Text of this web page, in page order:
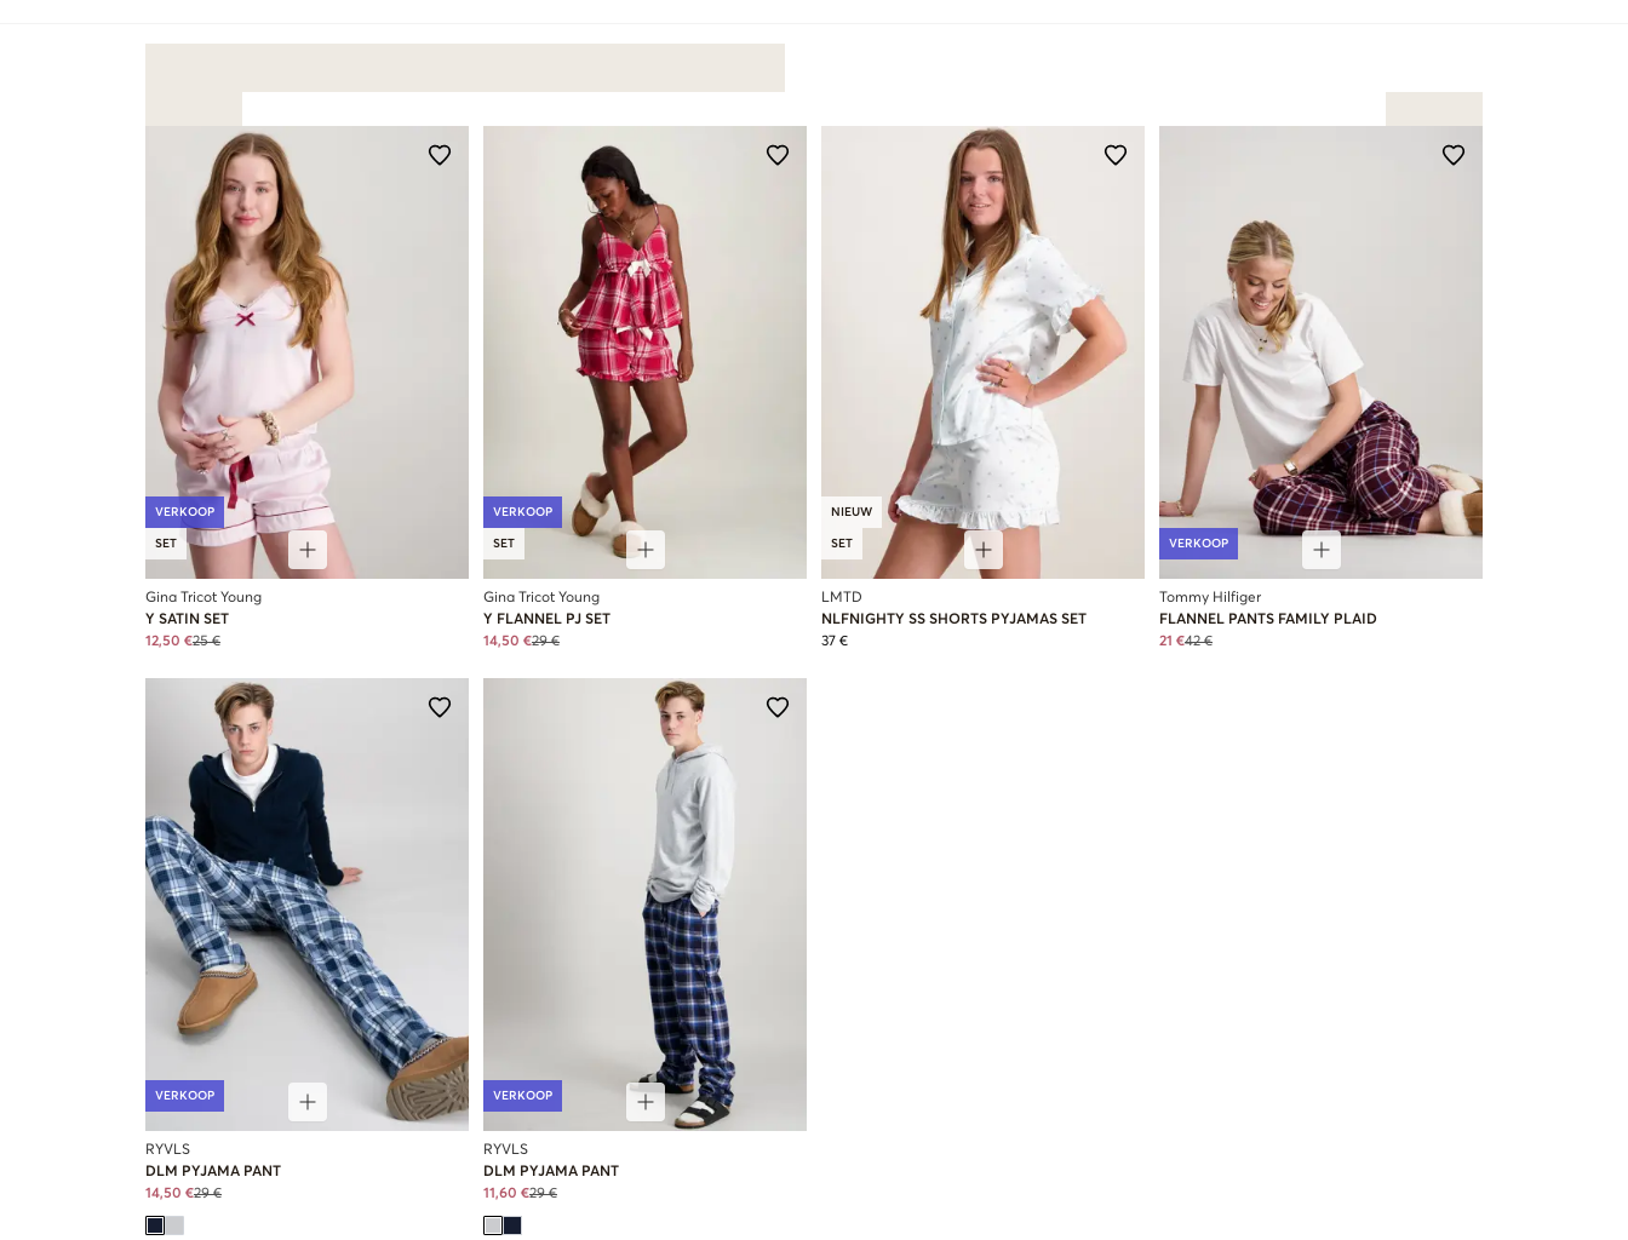
VERKOOP
SET
Gina Tricot Young
Y SATIN SET
12,50 €25 €
VERKOOP
SET
Gina Tricot Young
Y FLANNEL PJ SET
14,50 €29 €
NIEUW
SET
LMTD
NLFNIGHTY SS SHORTS PYJAMAS SET
37 €
VERKOOP
Tommy Hilfiger
FLANNEL PANTS FAMILY PLAID
21 €42 €
VERKOOP
RYVLS
DLM PYJAMA PANT
14,50 €29 €
VERKOOP
RYVLS
DLM PYJAMA PANT
11,60 €29 €